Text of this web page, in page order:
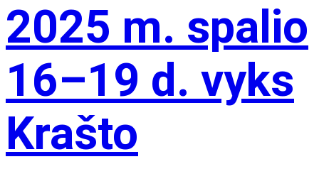
2025 m. spalio
16–19 d. vyks
Krašto